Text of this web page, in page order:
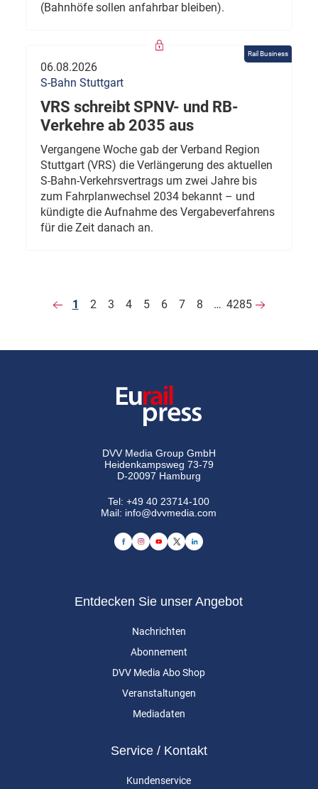
(Bahnhöfe sollen anfahrbar bleiben).
Rail Business
06.08.2026
S-Bahn Stuttgart
VRS schreibt SPNV- und RB-
Verkehre ab 2035 aus
Vergangene Woche gab der Verband Region
Stuttgart (VRS) die Verlängerung des aktuellen
S-Bahn-Verkehrsvertrags um zwei Jahre bis
zum Fahrplanwechsel 2034 bekannt – und
kündigte die Aufnahme des Vergabeverfahrens
für die Zeit danach an.
1 2 3 4 5 6 7 8 … 4285
DVV Media Group GmbH
Heidenkampsweg 73-79
D-20097 Hamburg
Tel:+49 40 23714-100
Mail: info@dvvmedia.com
Entdecken Sie unser Angebot
Nachrichten
Abonnement
DVV Media Abo Shop
Veranstaltungen
Mediadaten
Service / Kontakt
Kundenservice